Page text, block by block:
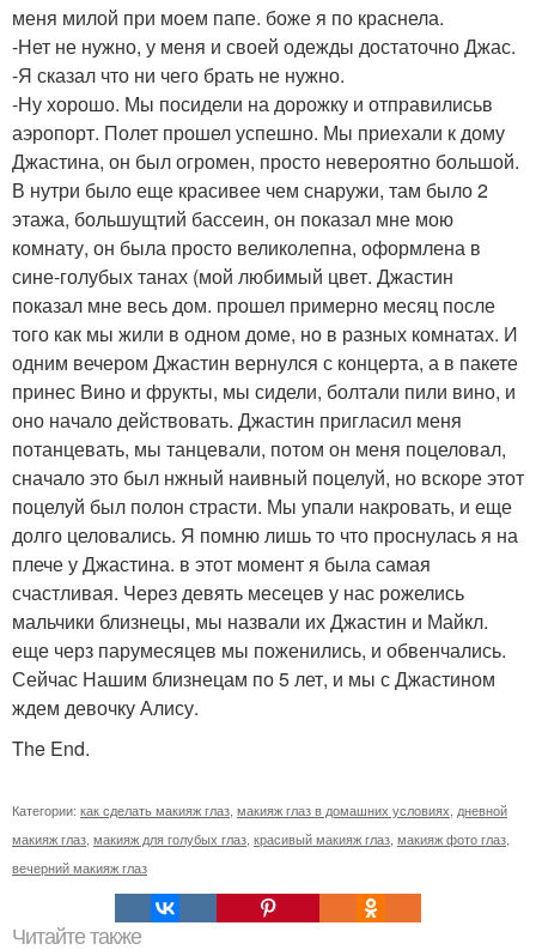
меня милой при моем папе. боже я по краснела.
-Нет не нужно, у меня и своей одежды достаточно Джас.
-Я сказал что ни чего брать не нужно.
-Ну хорошо. Мы посидели на дорожку и отправилисьв
аэропорт. Полет прошел успешно. Мы приехали к дому
Джастина, он был огромен, просто невероятно большой.
В нутри было еще красивее чем снаружи, там было 2
этажа, большущтий бассеин, он показал мне мою
комнату, он была просто великолепна, оформлена в
сине-голубых танах (мой любимый цвет. Джастин
показал мне весь дом. прошел примерно месяц после
того как мы жили в одном доме, но в разных комнатах. И
одним вечером Джастин вернулся с концерта, а в пакете
принес Вино и фрукты, мы сидели, болтали пили вино, и
оно начало действовать. Джастин пригласил меня
потанцевать, мы танцевали, потом он меня поцеловал,
сначало это был нжный наивный поцелуй, но вскоре этот
поцелуй был полон страсти. Мы упали накровать, и еще
долго целовались. Я помню лишь то что проснулась я на
плече у Джастина. в этот момент я была самая
счастливая. Через девять месецев у нас рожелись
мальчики близнецы, мы назвали их Джастин и Майкл.
еще черз парумесяцев мы поженились, и обвенчались.
Сейчас Нашим близнецам по 5 лет, и мы с Джастином
ждем девочку Алису.
The End.
Категории: как сделать макияж глаз макияж глаз в домашних условиях дневной
макияж глаз макияж для голубых глаз красивый макияж глаз макияж фото глаз
вечерний макияж глаз
Читайте также